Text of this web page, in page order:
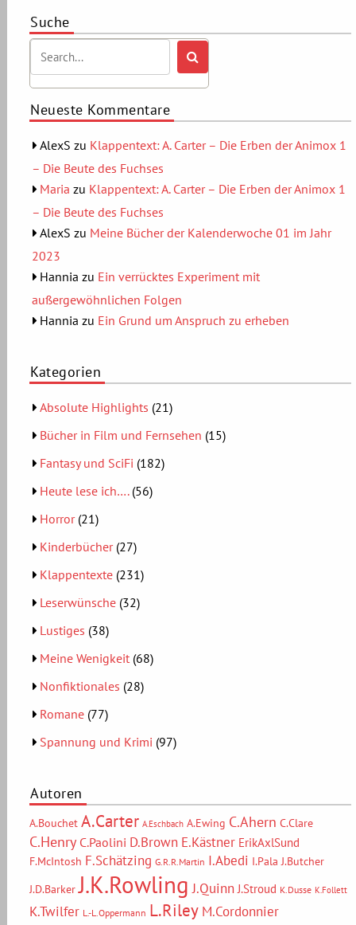
Suche
Neueste Kommentare
AlexS zu Klappentext: A. Carter – Die Erben der Animox 1
– Die Beute des Fuchses
Maria zu Klappentext: A. Carter – Die Erben der Animox 1
– Die Beute des Fuchses
AlexS zu Meine Bücher der Kalenderwoche 01 im Jahr
2023
Hannia zu Ein verrücktes Experiment mit
außergewöhnlichen Folgen
Hannia zu Ein Grund um Anspruch zu erheben
Kategorien
Absolute Highlights (21)
Bücher in Film und Fernsehen (15)
Fantasy und SciFi (182)
Heute lese ich….(56)
Horror(21)
Kinderbücher(27)
Klappentexte (231)
Leserwünsche (32)
Lustiges (38)
Meine Wenigkeit (68)
Nonfiktionales (28)
Romane (77)
Spannung und Krimi (97)
Autoren
A.Bouchet A.Carter A.Eschbach A.Ewing C.Ahern C.Clare
C.Henry C.Paolini D.Brown E.Kästner ErikAxlSund
F.McIntosh F.Schätzing G.R.R.Martin I.Abedi I.Pala J.Butcher
J.D.Barker J.K.Rowling J.Quinn J.Stroud K.Dusse K.Follett
K.Twilfer L.-L.Oppermann L.Riley M.Cordonnier